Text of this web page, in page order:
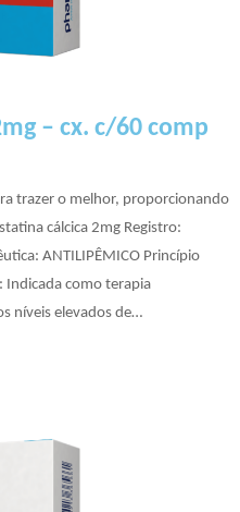
– cx. c/60 comp
trazer o melhor, proporcionando
cálcica 2mg Registro:
ANTILIPÊMICO Princípio
Indicada como terapia
níveis elevados de…